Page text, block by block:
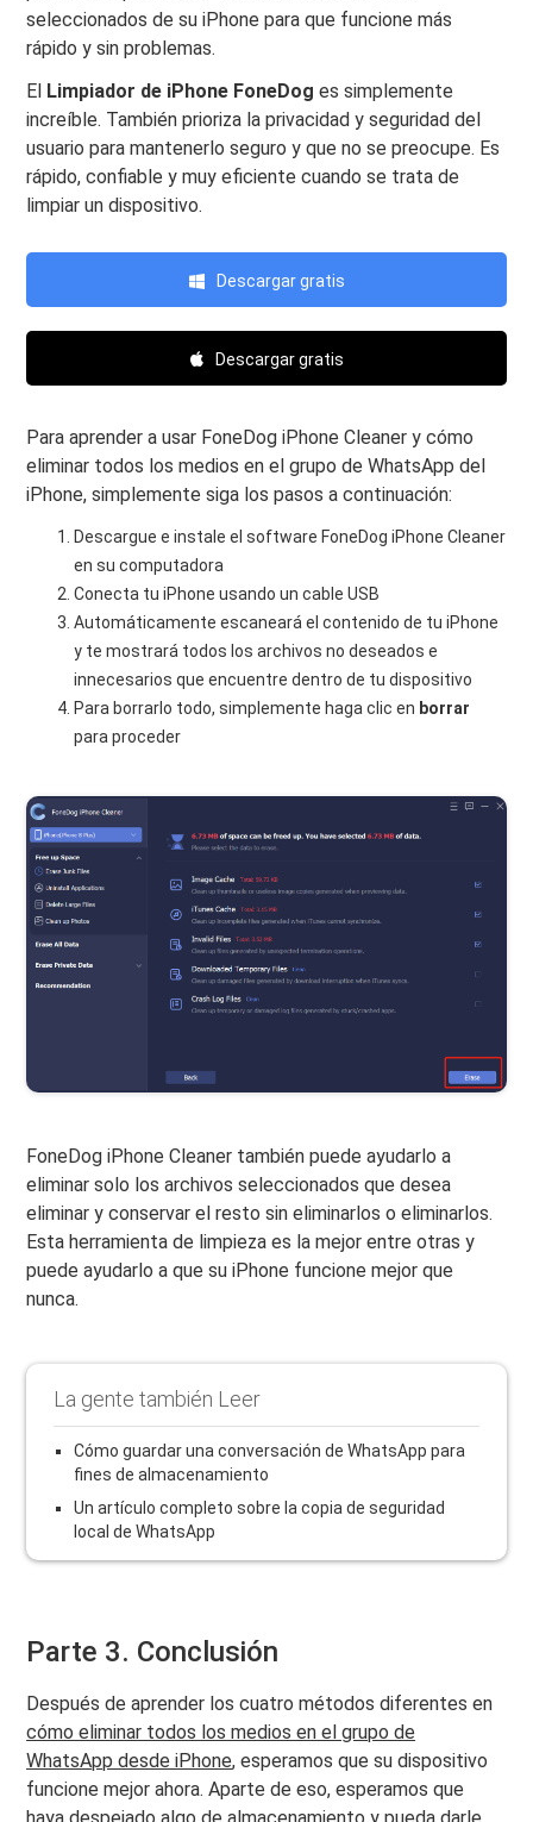
seleccionados de su iPhone para que funcione más
rápido y sin problemas.
El Limpiador de iPhone FoneDog es simplemente
increíble. También prioriza la privacidad y seguridad del
usuario para mantenerlo seguro y que no se preocupe. Es
rápido, confiable y muy eficiente cuando se trata de
limpiar un dispositivo.
Descargar gratis
Descargar gratis
Para aprender a usar FoneDog iPhone Cleaner y cómo
eliminar todos los medios en el grupo de WhatsApp del
iPhone, simplemente siga los pasos a continuación:
Descargue e instale el software FoneDog iPhone Cleaner
en su computadora
Conecta tu iPhone usando un cable USB
Automáticamente escaneará el contenido de tu iPhone
y te mostrará todos los archivos no deseados e
innecesarios que encuentre dentro de tu dispositivo
Para borrarlo todo, simplemente haga clic en borrar
para proceder
FoneDog iPhone Cleaner también puede ayudarlo a
eliminar solo los archivos seleccionados que desea
eliminar y conservar el resto sin eliminarlos o eliminarlos.
Esta herramienta de limpieza es la mejor entre otras y
puede ayudarlo a que su iPhone funcione mejor que
nunca.
La gente también Leer
Cómo guardar una conversación de WhatsApp para
fines de almacenamiento
Un artículo completo sobre la copia de seguridad
local de WhatsApp
Parte 3. Conclusión
Después de aprender los cuatro métodos diferentes en
cómo eliminar todos los medios en el grupo de
WhatsApp desde iPhone, esperamos que su dispositivo
funcione mejor ahora. Aparte de eso, esperamos que